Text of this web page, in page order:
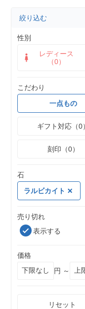
絞り込む
性別
レディース
（0）
こだわり
一点もの
ギフト対応（0）
刻印（0）
石
ラルビカイト
売り切れ
表示する
価格
円 ～
リセット